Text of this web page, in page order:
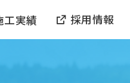
工実績 採用情報